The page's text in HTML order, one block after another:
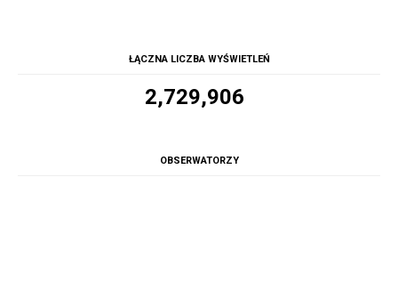
ŁĄCZNA LICZBA WYŚWIETLEŃ
2,729,906
OBSERWATORZY